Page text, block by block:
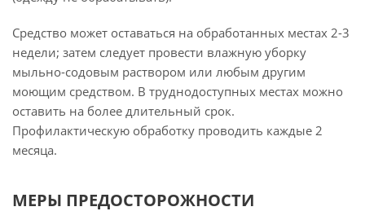
Средство может оставаться на обработанных местах 2-3
недели; затем следует провести влажную уборку
мыльно-содовым раствором или любым другим
моющим средством. В труднодоступных местах можно
оставить на более длительный срок.
Профилактическую обработку проводить каждые 2
месяца.
МЕРЫ ПРЕДОСТОРОЖНОСТИ